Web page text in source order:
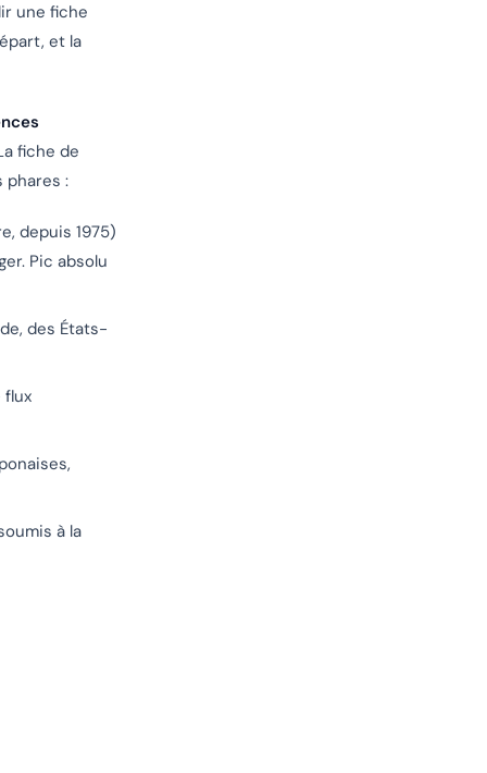
une fiche
et la
fiche de
phares :
depuis 1975)
Pic absolu
des États-
à la